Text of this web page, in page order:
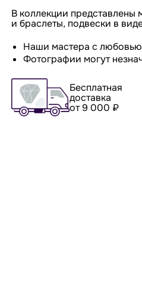
В коллекции представлены
и браслеты, подвески в
Наши мастера с
Фотографии могут
Бесплатная
доставка
от 9 000 ₽